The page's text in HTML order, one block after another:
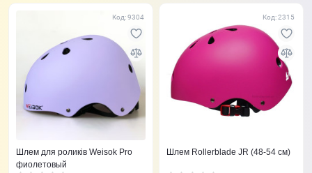
Код: 9304
Шлем для роликів Weisok Pro
фиолетовый
Код: 2315
Шлем Rollerblade JR (48-54 см)